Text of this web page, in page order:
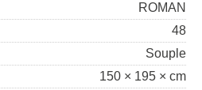
ROMAN
48
Souple
150 × 195 × cm